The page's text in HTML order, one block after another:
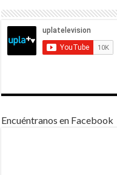
Encuéntranos en Facebook